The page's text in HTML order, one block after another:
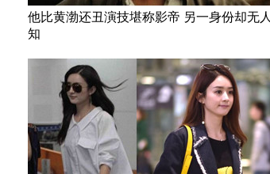
他比黄渤还丑演技堪称影帝 另一身份却无人
知